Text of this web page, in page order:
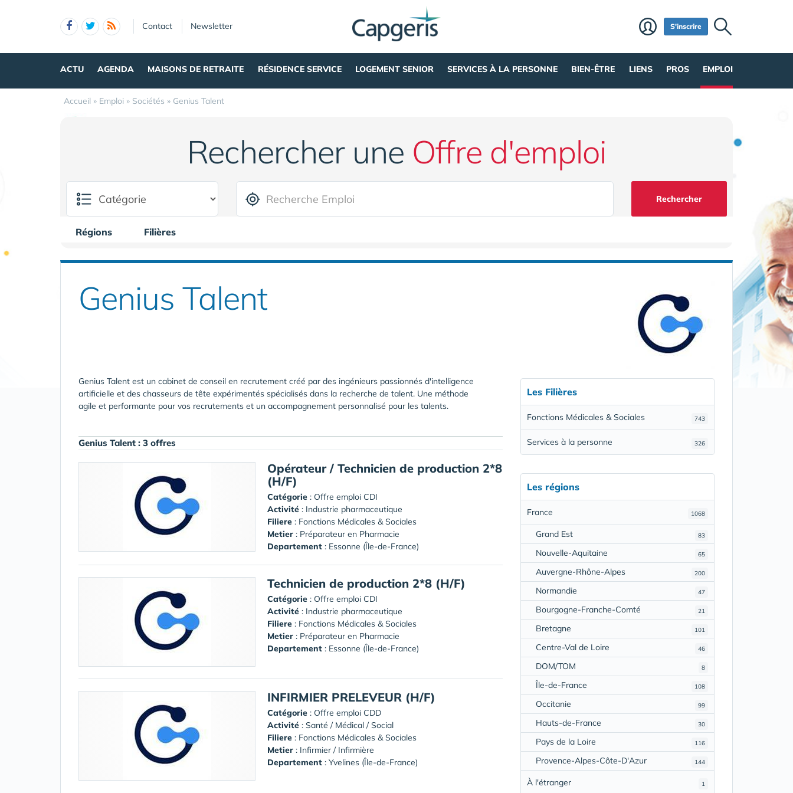
Contact Newsletter S'inscrire
ACTU AGENDA MAISONS DE RETRAITE RÉSIDENCE SERVICE LOGEMENT SENIOR SERVICES À LA PERSONNE BIEN-ÊTRE LIENS PROS EMPLOI
Accueil » Emploi » Sociétés » Genius Talent
Rechercher une Offre d'emploi
Rechercher
Régions Filières
Genius Talent
Genius Talent est un cabinet de conseil en recrutement créé par des ingénieurs passionnés d'intelligence
artificielle et des chasseurs de tête expérimentés spécialisés dans la recherche de talent. Une méthode
agile et performante pour vos recrutements et un accompagnement personnalisé pour les talents.
Genius Talent : 3 offres
Opérateur / Technicien de production 2*8
(H/F)
Catégorie : Offre emploi CDI
Activité : Industrie pharmaceutique
Filiere : Fonctions Médicales & Sociales
Metier : Préparateur en Pharmacie
Departement : Essonne (Île-de-France)
Technicien de production 2*8 (H/F)
Catégorie : Offre emploi CDI
Activité : Industrie pharmaceutique
Filiere : Fonctions Médicales & Sociales
Metier : Préparateur en Pharmacie
Departement : Essonne (Île-de-France)
INFIRMIER PRELEVEUR (H/F)
Catégorie : Offre emploi CDD
Activité : Santé / Médical / Social
Filiere : Fonctions Médicales & Sociales
Metier : Infirmier / Infirmière
Departement : Yvelines (Île-de-France)
Les Filières
743
Fonctions Médicales & Sociales
326
Services à la personne
Les régions
1068
France
83
Grand Est
65
Nouvelle-Aquitaine
200
Auvergne-Rhône-Alpes
47
Normandie
21
Bourgogne-Franche-Comté
101
Bretagne
46
Centre-Val de Loire
8
DOM/TOM
108
Île-de-France
99
Occitanie
30
Hauts-de-France
116
Pays de la Loire
144
Provence-Alpes-Côte-D'Azur
1
À l'étranger